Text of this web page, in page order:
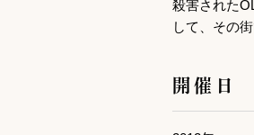
殺害された
して、その
開催日